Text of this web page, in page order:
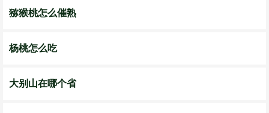
猕猴桃怎么催熟
杨桃怎么吃
大别山在哪个省